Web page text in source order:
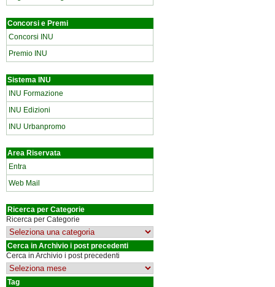
Concorsi e Premi
Concorsi INU
Premio INU
Sistema INU
INU Formazione
INU Edizioni
INU Urbanpromo
Area Riservata
Entra
Web Mail
Ricerca per Categorie
Ricerca per Categorie
Cerca in Archivio i post precedenti
Cerca in Archivio i post precedenti
Tag